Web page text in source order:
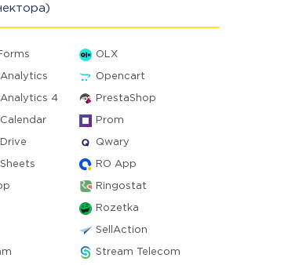
OLX
Opencart
4 PrestaShop
Prom
Qwary
RO App
Ringostat
Rozetka
SellAction
Stream Telecom